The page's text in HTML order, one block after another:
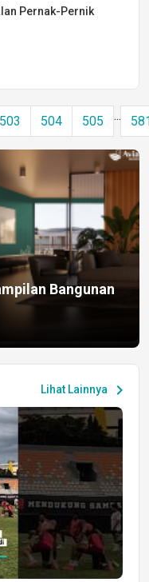
Pernak-Pernik
503 504 505 ...
Bangunan
Lihat Lainnya chevron_right